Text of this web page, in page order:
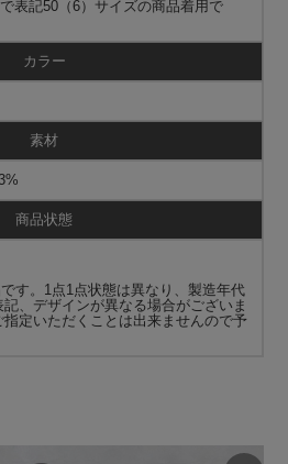
表記50（6）サイズの商品着用で
カラー
素材
商品状態
す。1点1点状態は異なり、製造年代
、デザインが異なる場合がございま
定いただくことは出来ませんので予